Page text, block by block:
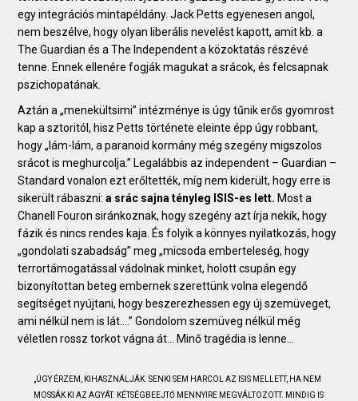
egy integrációs mintapéldány. Jack Petts egyenesen angol,
nem beszélve, hogy olyan liberális nevelést kapott, amit kb. a
The Guardian és a The Independent a közoktatás részévé
tenne. Ennek ellenére fogják magukat a srácok, és felcsapnak
pszichopatának.
Aztán a „menekültsimi” intézménye is úgy tűnik erős gyomrost
kap a sztoritól, hisz Petts története eleinte épp úgy robbant,
hogy „lám-lám, a paranoid kormány még szegény migszolos
srácot is meghurcolja.” Legalábbis az independent – Guardian –
Standard vonalon ezt erőltették, míg nem kiderült, hogy erre is
sikerült rábaszni:a srác sajna tényleg ISIS-es lett. Most a
Chanell Fouron siránkoznak, hogy szegény azt írja nekik, hogy
fázik és nincs rendes kaja. És folyik a könnyes nyilatkozás, hogy
„gondolati szabadság” meg „micsoda emberteleség, hogy
terrortámogatással vádolnak minket, holott csupán egy
bizonyítottan beteg embernek szerettünk volna elegendő
segítséget nyújtani, hogy beszerezhessen egy új szemüveget,
ami nélkül nem is lát….” Gondolom szemüveg nélkül még
véletlen rossz torkot vágna át… Minő tragédia is lenne…
„ÚGY ÉRZEM, KIHASZNÁLJÁK. SENKI SEM HARCOL AZ ISIS MELLETT, HA NEM
MOSSÁK KI AZ AGYÁT. KÉTSÉGBEEJTŐ MENNYIRE MEGVÁLTOZOTT. MINDIG IS